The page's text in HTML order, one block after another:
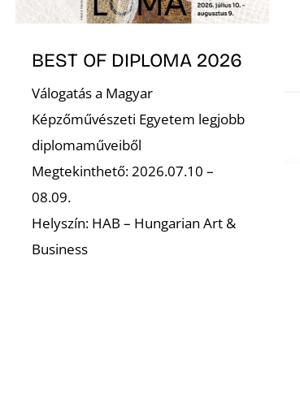
BEST OF DIPLOMA 2026
Válogatás a Magyar
Képzőművészeti Egyetem legjobb
diplomaműveiből
Megtekinthető: 2026.07.10 –
08.09.
Helyszín: HAB – Hungarian Art &
Business